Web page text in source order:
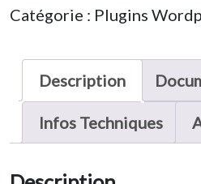
Advanced
PRO
Wordpress
Catégorie : Plugins
Description
Infos Techniques